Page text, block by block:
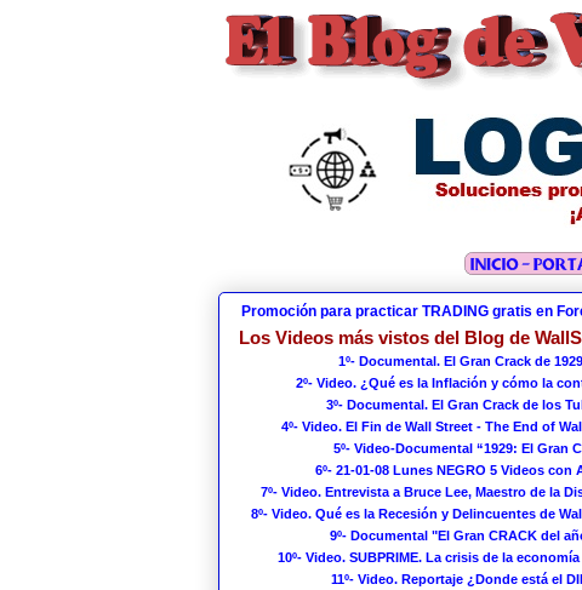
Promoción para practicar TRADING gratis en
Los Videos más vistos del Blog de
1º- Documental. El Gran Crack de
2º- Video. ¿Qué es la Inflación y cómo la
3º- Documental. El Gran Crack de los
4º- Video. El Fin de Wall Street - The End of
5º- Video-Documental “1929: El Gran
6º- 21-01-08 Lunes NEGRO 5 Videos con
7º- Video. Entrevista a Bruce Lee, Maestro de la
8º- Video. Qué es la Recesión y Delincuentes de
9º- Documental "El Gran CRACK del
10º- Video. SUBPRIME. La crisis de la
11º- Video. Reportaje ¿Donde está el